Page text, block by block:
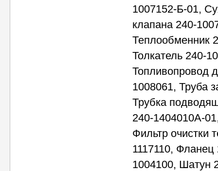
1007152-Б-01,
клапана 240-
Теплообменник
Толкатель 240-
Топливопровод
1008061, Труба
Трубка
240-1404010А-
Фильтр очистки
1117110,
1004100, Шатун